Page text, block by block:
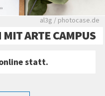
Rote leere
al3g / photocase.de
ARTE CAMPUS
statt.